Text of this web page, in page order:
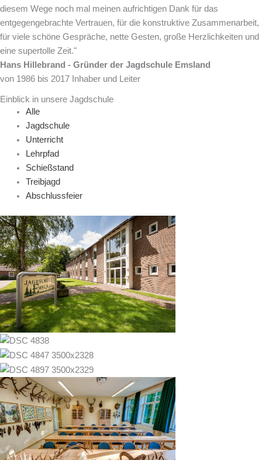
diesem Wege noch mal meinen aufrichtigen Dank für das
entgegengebrachte Vertrauen, für die konstruktive Zusammenarbeit,
für viele schöne Gespräche, nette Gesten, große Herzlichkeiten und
eine supertolle Zeit."
Hans Hillebrand - Gründer der Jagdschule Emsland
von 1986 bis 2017 Inhaber und Leiter
Einblick in unsere Jagd­schule
Alle
Jagdschule
Unterricht
Lehrpfad
Schießstand
Treibjagd
Abschlussfeier